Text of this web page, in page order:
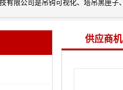
供应商机